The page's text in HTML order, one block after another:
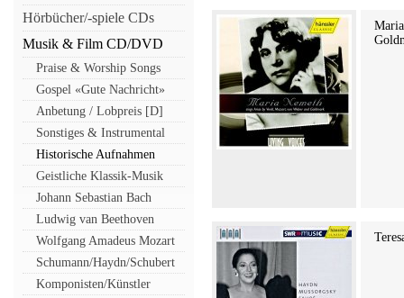
Hörbücher/-spiele CDs
Musik & Film CD/DVD
Praise & Worship Songs
Gospel «Gute Nachricht»
Anbetung / Lobpreis [D]
Sonstiges & Instrumental
Historische Aufnahmen
Geistliche Klassik-Musik
Johann Sebastian Bach
Ludwig van Beethoven
Wolfgang Amadeus Mozart
Schumann/Haydn/Schubert
Komponisten/Künstler